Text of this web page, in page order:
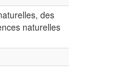
des
naturelles